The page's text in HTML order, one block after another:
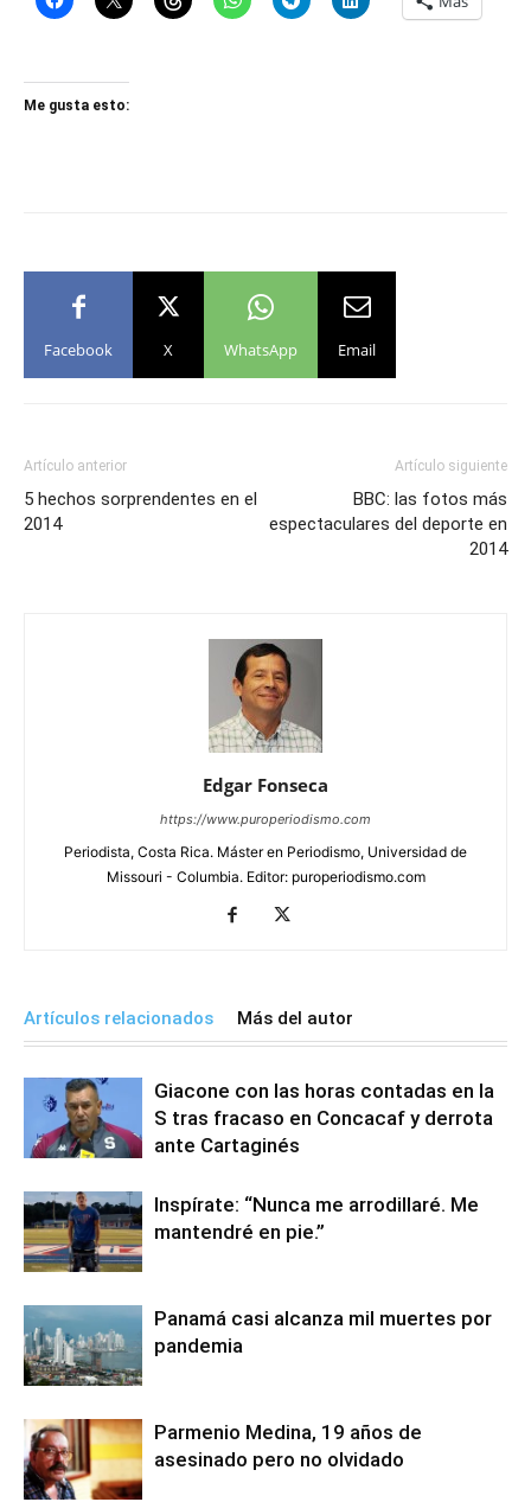
Me gusta esto:
Facebook X WhatsApp Email
Artículo anterior
5 hechos sorprendentes en el
2014
Artículo siguiente
BBC: las fotos más
espectaculares del deporte en
2014
Edgar Fonseca
https://www.puroperiodismo.com
Periodista, Costa Rica. Máster en Periodismo, Universidad de
Missouri - Columbia. Editor: puroperiodismo.com
Artículos relacionados Más del autor
Giacone con las horas contadas en la
S tras fracaso en Concacaf y derrota
ante Cartaginés
Inspírate: “Nunca me arrodillaré. Me
mantendré en pie.”
Panamá casi alcanza mil muertes por
pandemia
Parmenio Medina, 19 años de
asesinado pero no olvidado